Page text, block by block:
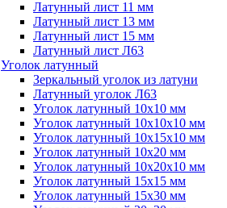
Латунный лист 11 мм
Латунный лист 13 мм
Латунный лист 15 мм
Латунный лист Л63
Уголок латунный
Зеркальный уголок из латуни
Латунный уголок Л63
Уголок латунный 10x10 мм
Уголок латунный 10x10x10 мм
Уголок латунный 10x15x10 мм
Уголок латунный 10x20 мм
Уголок латунный 10x20x10 мм
Уголок латунный 15x15 мм
Уголок латунный 15x30 мм